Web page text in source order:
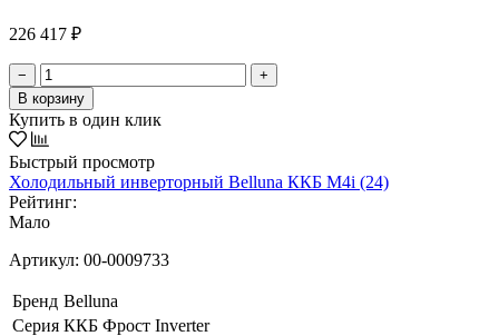
226 417 ₽
−
+
В корзину
Купить в один клик
Быстрый просмотр
Холодильный инверторный Belluna ККБ M4i (24)
Рейтинг:
Мало
Артикул: 00-0009733
Бренд Belluna
Серия ККБ Фрост Inverter